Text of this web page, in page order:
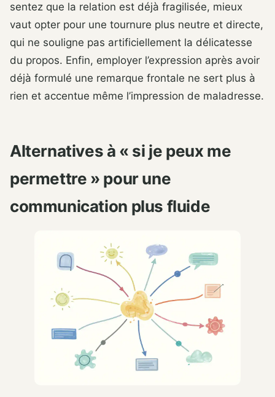
sentez que la relation est déjà fragilisée, mieux
vaut opter pour une tournure plus neutre et directe,
qui ne souligne pas artificiellement la délicatesse
du propos. Enfin, employer l’expression après avoir
déjà formulé une remarque frontale ne sert plus à
rien et accentue même l’impression de maladresse.
Alternatives à « si je peux me
permettre » pour une
communication plus fluide